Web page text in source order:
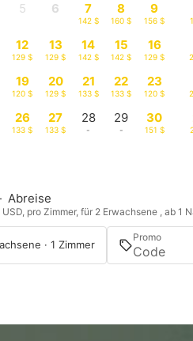
5 6 7
142 $
8
160 $
9
156 $
12
129 $
13
129 $
14
142 $
15
142 $
16
129 $
19
120 $
20
129 $
21
133 $
22
133 $
23
120 $
26
133 $
27
133 $
28
-
29
-
30
151 $
Abreise
pro Zimmer, für 2 Erwachsene , ab 1
· 1 Zimmer
Promo